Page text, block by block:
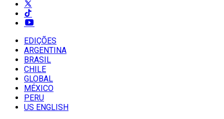
EDIÇÕES
ARGENTINA
BRASIL
CHILE
GLOBAL
MÉXICO
PERU
US ENGLISH